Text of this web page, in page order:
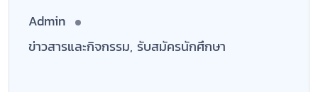
Admin
ข่าวสารและกิจกรรม, รับสมัครนักศึกษา